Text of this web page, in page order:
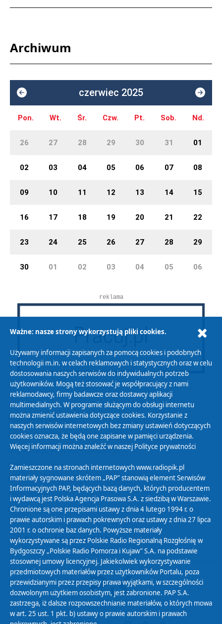
Archiwum
czerwiec 2025
Pon. Wt. Śr. Czw. Pt. Sob. Nd.
26 27 28 29 30 31 01
02 03 04 05 06 07 08
09 10 11 12 13 14 15
16 17 18 19 20 21 22
23 24 25 26 27 28 29
30 01 02 03 04 05 06
reklama
Polityka Prywatności
Zasady korzystania z Serwisu
Organizacje Pożytku Publicznego
Cyfryzacja DAB+
Polityka ochrony danych osobowych
Abonament
Zamówienia publiczne
Biuletyn Informacji Publicznej
Ważne: nasze strony wykorzystują pliki cookies.
Używamy informacji zapisanych za pomocą cookies i podobnych
technologii m.in. w celach reklamowych i statystycznych oraz w celu
dostosowania naszych serwisów do indywidualnych potrzeb
użytkowników. Mogą też stosować je współpracujący z nami
reklamodawcy, firmy badawcze oraz dostawcy aplikacji
multimedialnych. W programie służącym do obsługi internetu
można zmienić ustawienia dotyczące cookies. Korzystanie z
naszych serwisów internetowych bez zmiany ustawień dotyczących
cookies oznacza, że będą one zapisane w pamięci urządzenia.
Więcej informacji można znaleźć w naszej Polityce prywatności
Zamieszczone na stronach internetowych www.radiopik.pl
materiały sygnowane skrótem „PAP” stanowią element Serwisów
Informacyjnych PAP, będących bazą danych, których producentem
i wydawcą jest Polska Agencja Prasowa S.A. z siedzibą w Warszawie.
Chronione są one przepisami ustawy z dnia 4 lutego 1994 r. o
prawie autorskim i prawach pokrewnych oraz ustawy z dnia 27 lipca
2001 r. o ochronie baz danych. Powyższe materiały
wykorzystywane są przez Polskie Radio Regionalną Rozgłośnię w
Bydgoszczy „Polskie Radio Pomorza i Kujaw” S.A. na podstawie
stosownej umowy licencyjnej. Jakiekolwiek wykorzystywanie
przedmiotowych materiałów przez użytkowników Portalu, poza
przewidzianymi przez przepisy prawa wyjątkami, w szczególności
dozwolonym użytkiem osobistym, jest zabronione. PAP S.A.
zastrzega, iż dalsze rozpowszechnianie materiałów, o których mowa
w art. 25 ust. 1 pkt. b) ustawy o prawie autorskim i prawach